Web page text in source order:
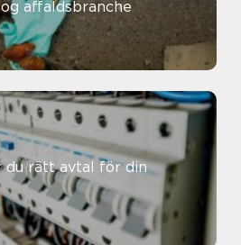
affaldsbranche